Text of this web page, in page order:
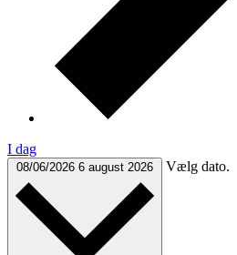
I dag
08/06/2026 6 august 2026 Vælg dato.